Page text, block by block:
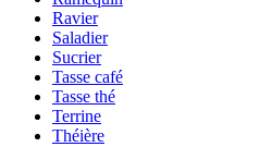
Ravier
Saladier
Sucrier
Tasse café
Tasse thé
Terrine
Théière